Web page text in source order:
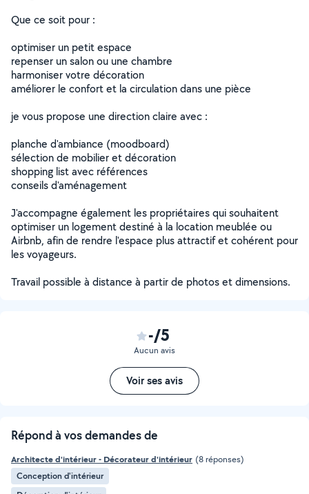
Que ce soit pour :
optimiser un petit espace
repenser un salon ou une chambre
harmoniser votre décoration
améliorer le confort et la circulation dans une pièce
je vous propose une direction claire avec :
planche d'ambiance (moodboard)
sélection de mobilier et décoration
shopping list avec références
conseils d'aménagement
J'accompagne également les propriétaires qui souhaitent
optimiser un logement destiné à la location meublée ou
Airbnb, afin de rendre l'espace plus attractif et cohérent pour
les voyageurs.
Travail possible à distance à partir de photos et dimensions.
-/5
Aucun avis
Voir ses avis
Répond à vos demandes de
Architecte d'intérieur - Décorateur d'intérieur (8 réponses)
Conception d'intérieur